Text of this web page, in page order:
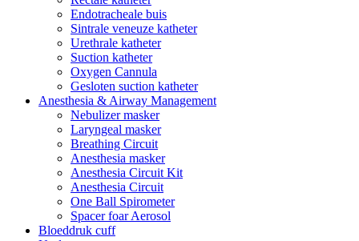
Endotracheale buis
Sintrale veneuze katheter
Urethrale katheter
Suction katheter
Oxygen Cannula
Gesloten suction katheter
Anesthesia & Airway Management
Nebulizer masker
Laryngeal masker
Breathing Circuit
Anesthesia masker
Anesthesia Circuit Kit
Anesthesia Circuit
One Ball Spirometer
Spacer foar Aerosol
Bloeddruk cuff